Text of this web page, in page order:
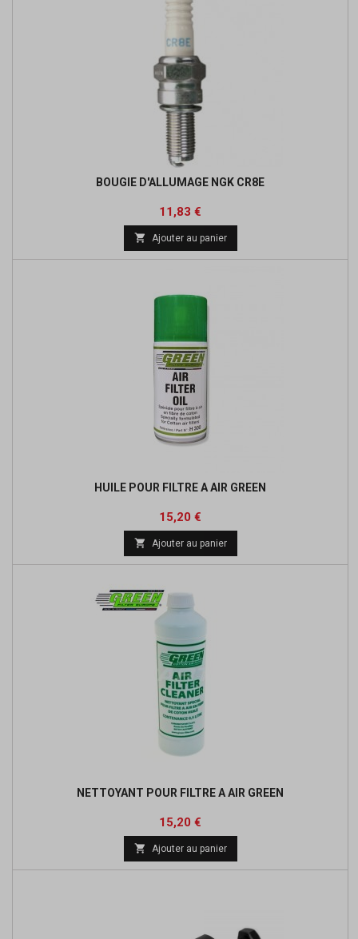
BOUGIE D'ALLUMAGE NGK CR8E
Prix
11,83 €
base
 Ajouter au panier
HUILE POUR FILTRE A AIR GREEN
Prix
15,20 €
base
 Ajouter au panier
NETTOYANT POUR FILTRE A AIR GREEN
Prix
15,20 €
base
 Ajouter au panier